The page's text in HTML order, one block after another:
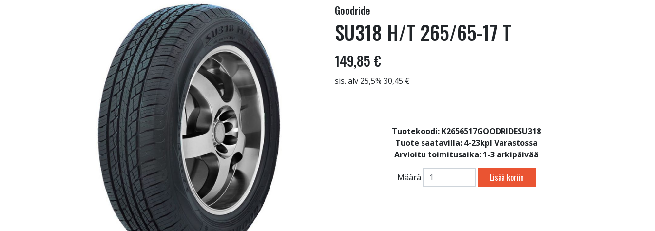
Goodride
SU318 H/T 265/65-17 T
149,85 €
sis. alv 25,5% 30,45 €
Tuotekoodi: K2656517GOODRIDESU318
Tuote saatavilla: 4-23kpl Varastossa
Arvioitu toimitusaika: 1-3 arkipäivää
Määrä Lisää koriin